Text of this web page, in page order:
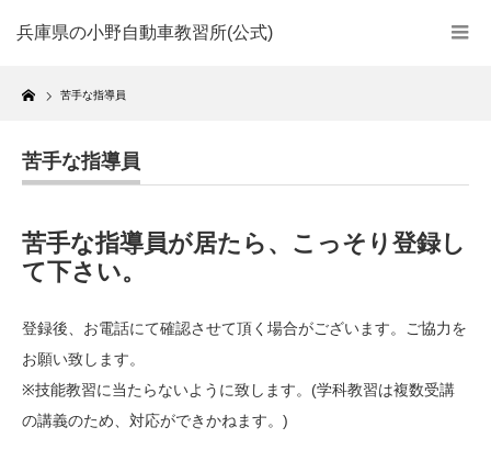
兵庫県の小野自動車教習所(公式)
Home
苦手な指導員
苦手な指導員
苦手な指導員が居たら、こっそり登録し
て下さい。
登録後、お電話にて確認させて頂く場合がございます。ご協力を
お願い致します。
※技能教習に当たらないように致します。(学科教習は複数受講
の講義のため、対応ができかねます。)